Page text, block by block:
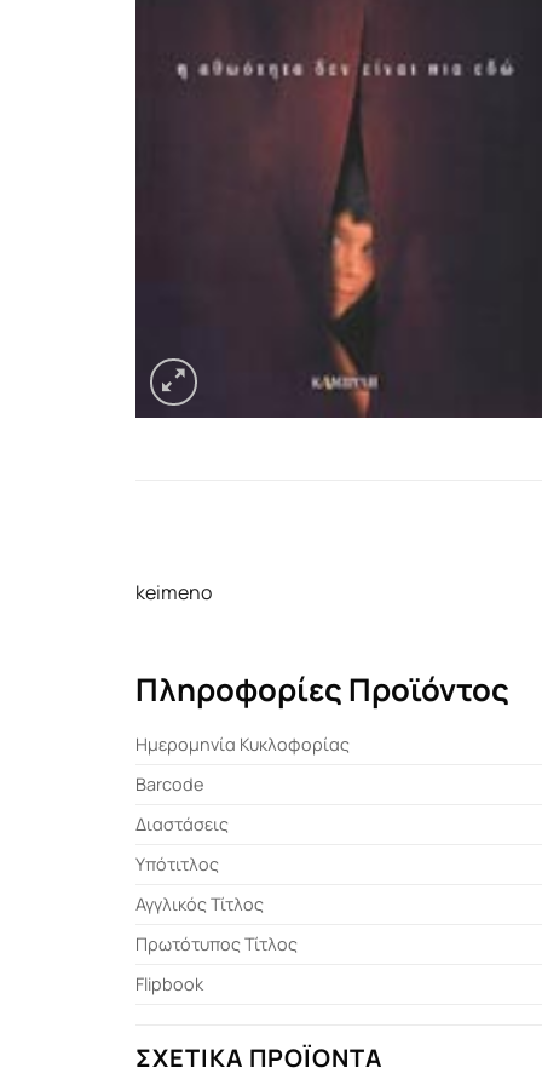
keimeno
Πληροφορίες Προϊόντος
Ημερομηνία Κυκλοφορίας
Barcode
Διαστάσεις
Υπότιτλος
Αγγλικός Τίτλος
Πρωτότυπος Τίτλος
Flipbook
ΣΧΕΤΙΚΆ ΠΡΟΪΌΝΤΑ